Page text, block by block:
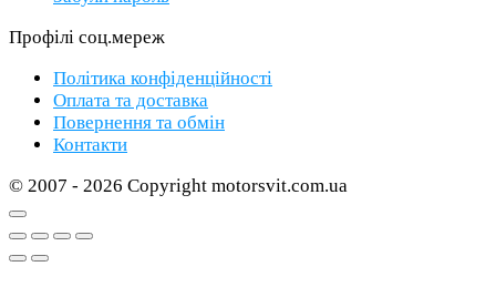
Профілі соц.мереж
Політика конфіденційності
Оплата та доставка
Повернення та обмін
Контакти
© 2007 - 2026 Copyright motorsvit.com.ua